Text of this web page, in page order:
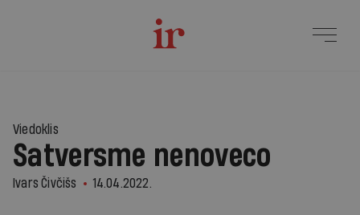
Viedoklis
Satversme nenoveco
Ivars Čivčišs 14.04.2022.